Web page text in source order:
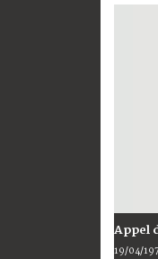
Appel
19/04/